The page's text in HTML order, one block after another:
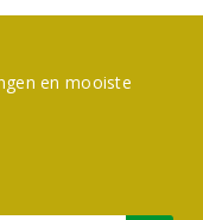
en mooiste